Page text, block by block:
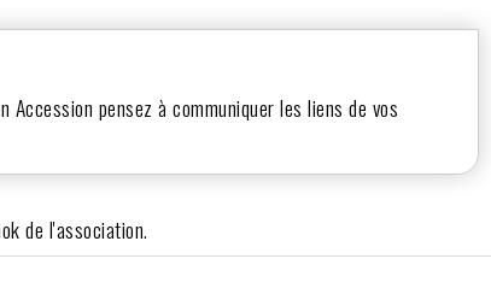
pensez à communiquer les liens de vos
de l'association.